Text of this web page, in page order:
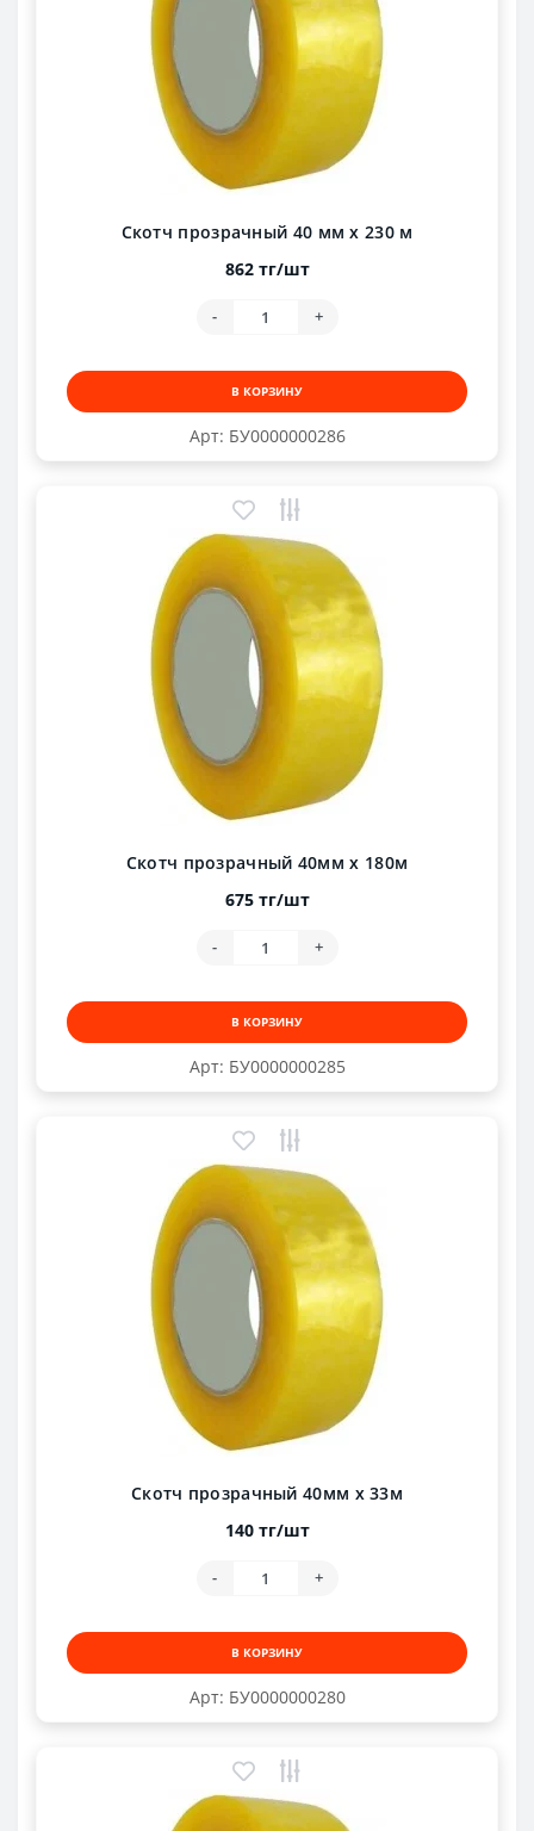
Арт: БУ0000000286
Скотч прозрачный 40 мм х 230 м
862 тг/шт
- +
В КОРЗИНУ
Арт: БУ0000000285
Скотч прозрачный 40мм х 180м
675 тг/шт
- +
В КОРЗИНУ
Арт: БУ0000000280
Скотч прозрачный 40мм х 33м
140 тг/шт
- +
В КОРЗИНУ